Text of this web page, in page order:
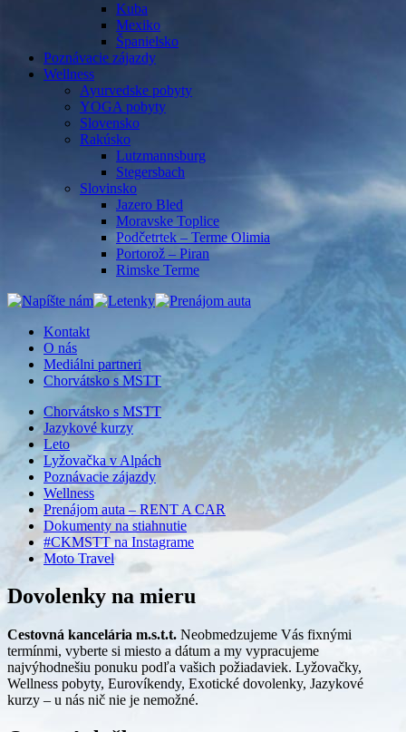
Kuba
Mexiko
Španielsko
Poznávacie zájazdy
Wellness
Ayurvedske pobyty
YOGA pobyty
Slovensko
Rakúsko
Lutzmannsburg
Stegersbach
Slovinsko
Jazero Bled
Moravske Toplice
Podčetrtek – Terme Olimia
Portorož – Piran
Rimske Terme
Kontakt
O nás
Mediálni partneri
Chorvátsko s MSTT
Chorvátsko s MSTT
Jazykové kurzy
Leto
Lyžovačka v Alpách
Poznávacie zájazdy
Wellness
Prenájom auta – RENT A CAR
Dokumenty na stiahnutie
#CKMSTT na Instagrame
Moto Travel
Dovolenky na mieru
Cestovná kancelária m.s.t.t. Neobmedzujeme Vás fixnými
termínmi, vyberte si miesto a dátum a my vypracujeme
najvýhodnešiu ponuku podľa vašich požiadaviek. Lyžovačky,
Wellness pobyty, Eurovíkendy, Exotické dovolenky, Jazykové
kurzy – u nás nič nie je nemožné.